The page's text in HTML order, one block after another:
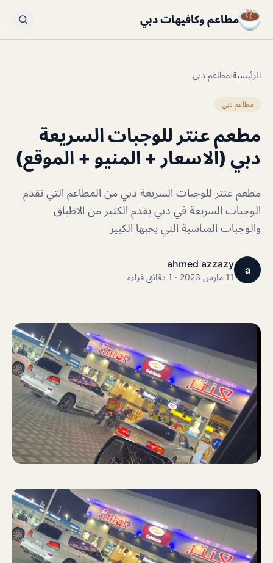
مطاعم وكافيهات دبي
الرئيسية/مطاعم دبي
مطاعم دبي
مطعم عنتر للوجبات السريعة
دبي (الاسعار + المنيو + الموقع)
مطعم عنتر للوجبات السريعة دبي من المطاعم التي تقدم
الوجبات السريعة في دبي يقدم الكثير من الاطباق
والوجبات المناسبة التي يحبها الكبير
a
ahmed azzazy
11 مارس 2023 · 1 دقائق قراءة